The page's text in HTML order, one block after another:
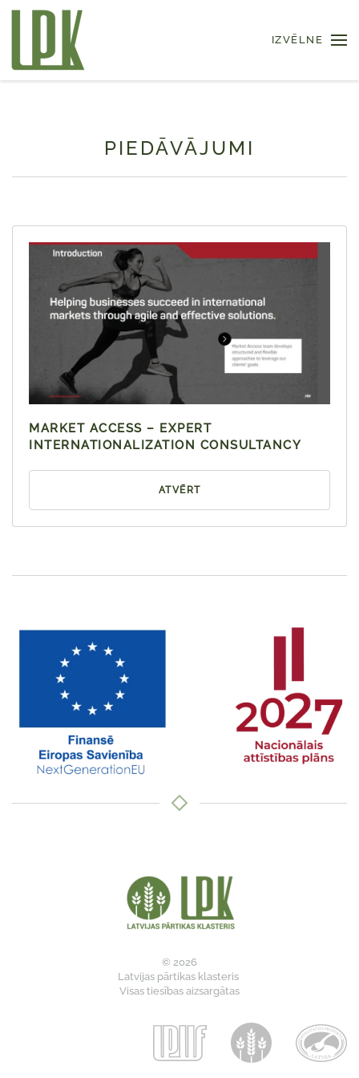
Skip to main content IZVĒLNE
PIEDĀVĀJUMI
MARKET ACCESS – EXPERT
INTERNATIONALIZATION CONSULTANCY
ATVĒRT
© 2026
Latvijas pārtikas klasteris
Visas tiesības aizsargātas